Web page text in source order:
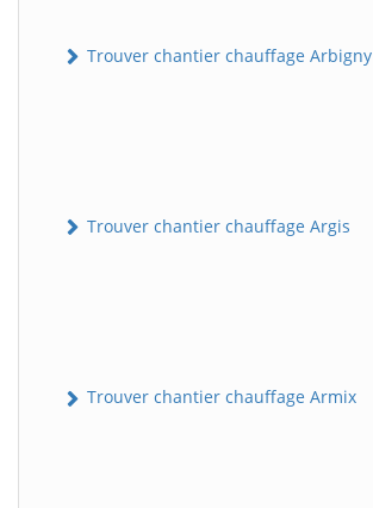
Trouver chantier chauffage Arbigny
Trouver chantier chauffage Argis
Trouver chantier chauffage Armix